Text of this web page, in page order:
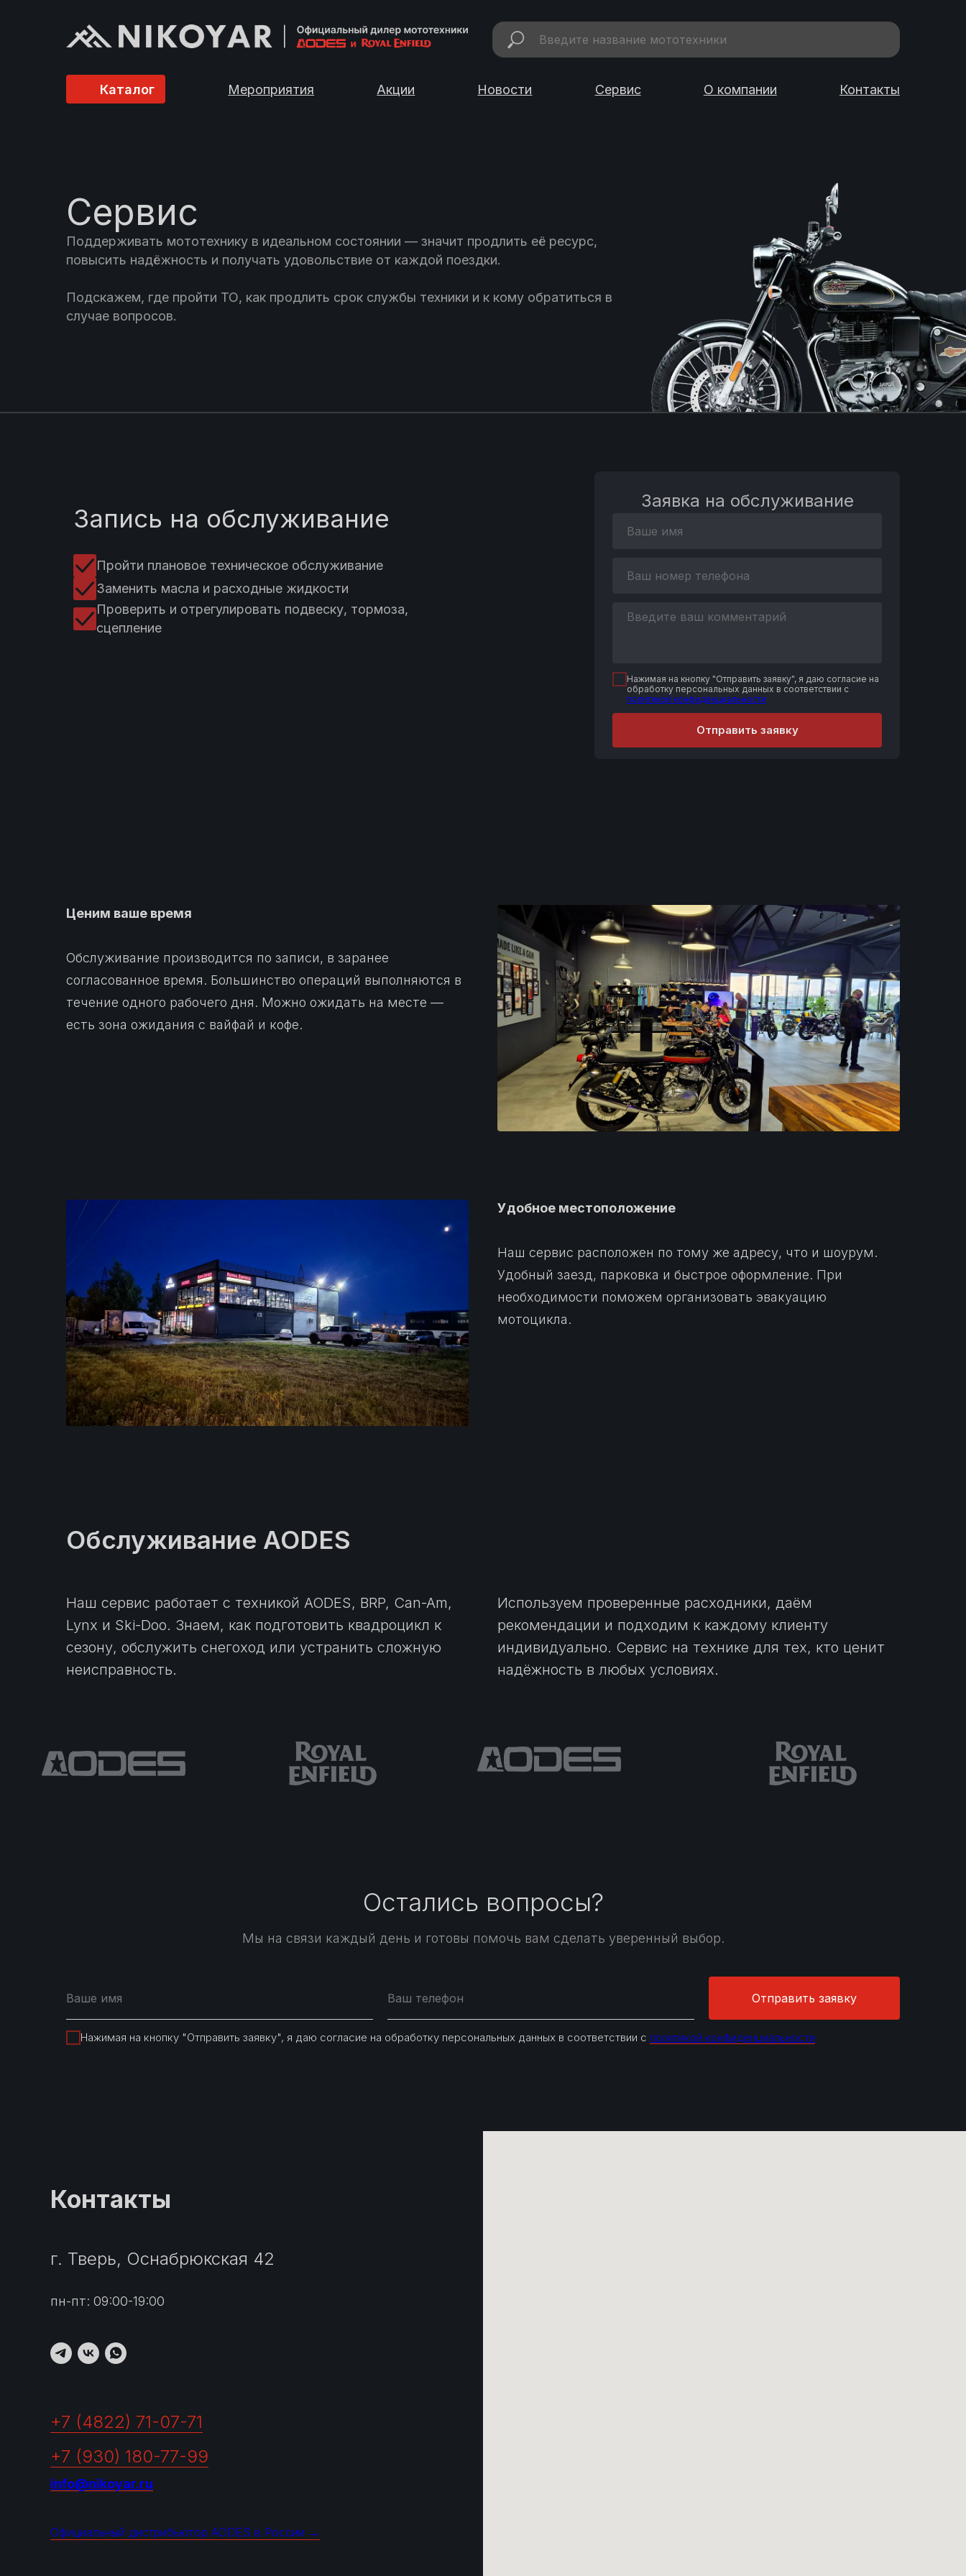
Каталог Мероприятия Акции Новости Сервис О компании Контакты
Сервис
Поддерживать мототехнику в идеальном состоянии — значит продлить её ресурс,
повысить надёжность и получать удовольствие от каждой поездки.
Подскажем, где пройти ТО, как продлить срок службы техники и к кому обратиться в
случае вопросов.
Заявка на обслуживание
Нажимая на кнопку "Отправить заявку", я даю согласие на
обработку персональных данных в соответствии с
политикой конфиденциальности
Отправить заявку
Пройти плановое техническое обслуживание
Заменить масла и расходные жидкости
Проверить и отрегулировать подвеску, тормоза,
сцепление
Запись на обслуживание
Ценим ваше время
Обслуживание производится по записи, в заранее
согласованное время. Большинство операций выполняются в
течение одного рабочего дня. Можно ожидать на месте —
есть зона ожидания с вайфай и кофе.
Удобное местоположение
Наш сервис расположен по тому же адресу, что и шоурум.
Удобный заезд, парковка и быстрое оформление. При
необходимости поможем организовать эвакуацию
мотоцикла.
Обслуживание AODES
Наш сервис работает с техникой AODES, BRP, Can-Am,
Lynx и Ski-Doo. Знаем, как подготовить квадроцикл к
сезону, обслужить снегоход или устранить сложную
неисправность.
Используем проверенные расходники, даём
рекомендации и подходим к каждому клиенту
индивидуально. Сервис на технике для тех, кто ценит
надёжность в любых условиях.
Остались вопросы?
Мы на связи каждый день и готовы помочь вам сделать уверенный выбор.
Нажимая на кнопку "Отправить заявку", я даю согласие на обработку персональных данных в соответствии с политикой конфиденциальности
Отправить заявку
Контакты
г. Тверь, Оснабрюкская 42
пн-пт: 09:00-19:00
+7 (4822) 71-07-71
+7 (930) 180-77-99
info@nikoyar.ru
Официальный дистрибьютор AODES в России →